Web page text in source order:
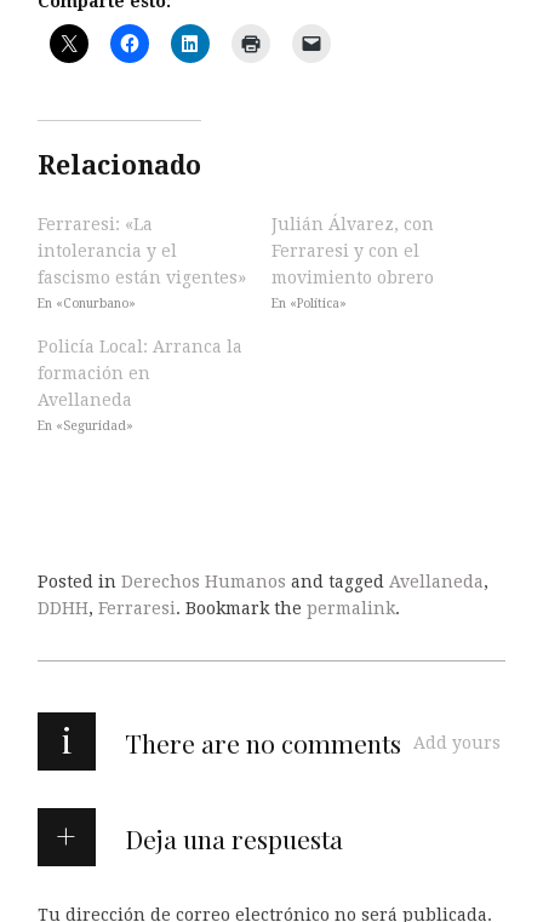
Relacionado
Ferraresi: «La
intolerancia y el
fascismo están vigentes»
En «Conurbano»
Julián Álvarez, con
Ferraresi y con el
movimiento obrero
En «Política»
Policía Local: Arranca la
formación en
Avellaneda
En «Seguridad»
Posted in Derechos Humanos and tagged Avellaneda,
DDHH, Ferraresi. Bookmark the permalink.
i There are no comments Add yours
Deja una respuesta
Tu dirección de correo electrónico no será publicada.